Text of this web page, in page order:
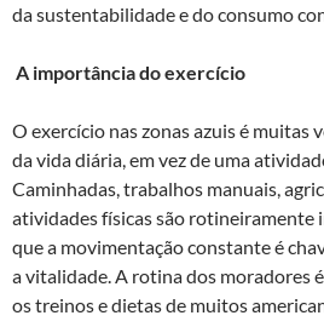
da sustentabilidade e do consumo
A importância do exercício
O exercício nas zonas azuis é muitas
da vida diária, em vez de uma
Caminhadas, trabalhos manuais,
atividades físicas são rotineiramente
que a movimentação constante é
a vitalidade. A rotina dos moradores
os treinos e dietas de muitos